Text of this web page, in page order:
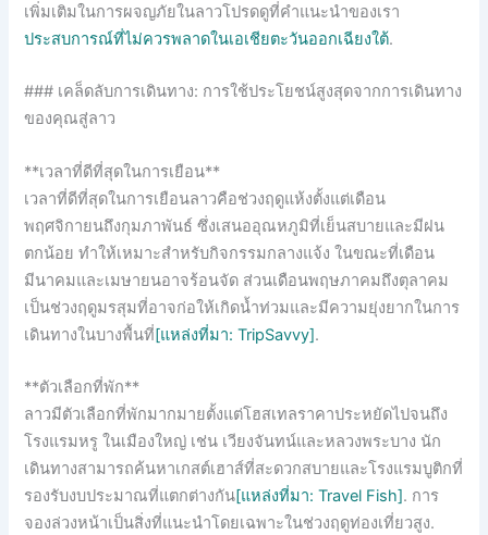
เพิ่มเติมในการผจญภัยในลาวโปรดดูที่คำแนะนำของเรา
ประสบการณ์ที่ไม่ควรพลาดในเอเชียตะวันออกเฉียงใต้.
### เคล็ดลับการเดินทาง: การใช้ประโยชน์สูงสุดจากการเดินทาง
ของคุณสู่ลาว
**เวลาที่ดีที่สุดในการเยือน**
เวลาที่ดีที่สุดในการเยือนลาวคือช่วงฤดูแห้งตั้งแต่เดือน
พฤศจิกายนถึงกุมภาพันธ์ ซึ่งเสนออุณหภูมิที่เย็นสบายและมีฝน
ตกน้อย ทำให้เหมาะสำหรับกิจกรรมกลางแจ้ง ในขณะที่เดือน
มีนาคมและเมษายนอาจร้อนจัด ส่วนเดือนพฤษภาคมถึงตุลาคม
เป็นช่วงฤดูมรสุมที่อาจก่อให้เกิดน้ำท่วมและมีความยุ่งยากในการ
เดินทางในบางพื้นที่[แหล่งที่มา: TripSavvy].
**ตัวเลือกที่พัก**
ลาวมีตัวเลือกที่พักมากมายตั้งแต่โฮสเทลราคาประหยัดไปจนถึง
โรงแรมหรู ในเมืองใหญ่ เช่น เวียงจันทน์และหลวงพระบาง นัก
เดินทางสามารถค้นหาเกสต์เฮาส์ที่สะดวกสบายและโรงแรมบูติกที่
รองรับงบประมาณที่แตกต่างกัน[แหล่งที่มา: Travel Fish]. การ
จองล่วงหน้าเป็นสิ่งที่แนะนำโดยเฉพาะในช่วงฤดูท่องเที่ยวสูง.